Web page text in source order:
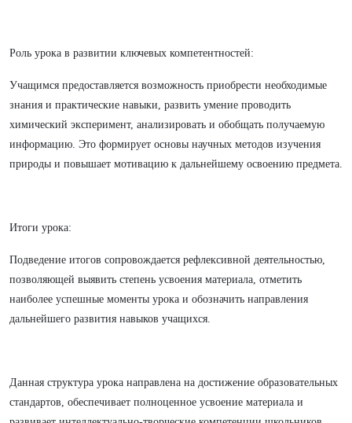
Роль урока в развитии ключевых компетентностей:
Учащимся предоставляется возможность приобрести необходимые
знания и практические навыки, развить умение проводить
химический эксперимент, анализировать и обобщать получаемую
информацию. Это формирует основы научных методов изучения
природы и повышает мотивацию к дальнейшему освоению предмета.
Итоги урока:
Подведение итогов сопровождается рефлексивной деятельностью,
позволяющей выявить степень усвоения материала, отметить
наиболее успешные моменты урока и обозначить направления
дальнейшего развития навыков учащихся.
Данная структура урока направлена на достижение образовательных
стандартов, обеспечивает полноценное усвоение материала и